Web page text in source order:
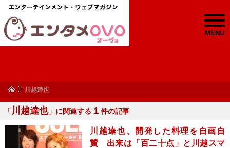
MENU
川越達也
「川越達也」に関連する １ 件の記事
川越達也、開発した料理を自画自
賛 出来は「百二十点」と川越スマ